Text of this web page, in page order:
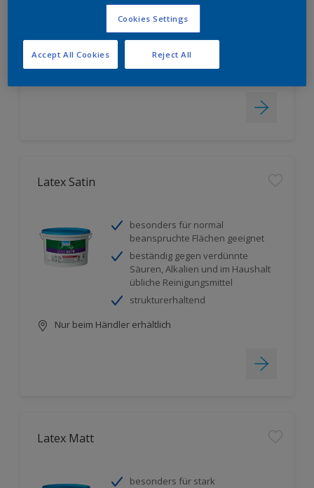
Fenster geeignet
hoch strapazierfähig
leicht zu verarbeiten
Nur beim Händler erhältlich
Latex Satin
besonders für normal
beanspruchte Flächen geeignet
beständig gegen verdünnte
Säuren, Alkalien und im Haushalt
übliche Reinigungsmittel
strukturerhaltend
Nur beim Händler erhältlich
Latex Matt
besonders für stark
Cookies Settings
Reject All
Accept All Cookies